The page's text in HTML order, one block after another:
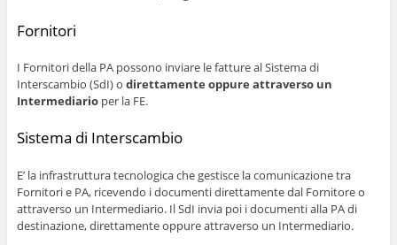
Fornitori
I Fornitori della PA possono inviare le fatture al Sistema di
Interscambio (SdI) o direttamente oppure attraverso un
Intermediarioper la FE.
Sistema di Interscambio
E’ la infrastruttura tecnologica che gestisce la comunicazione tra
Fornitori e PA, ricevendo i documenti direttamente dal Fornitore o
attraverso un Intermediario. Il SdI invia poi i documenti alla PA di
destinazione, direttamente oppure attraverso un Intermediario.